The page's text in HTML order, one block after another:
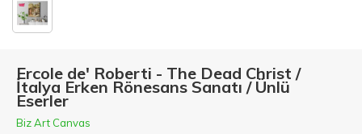
Ercole de' Roberti - The Dead Christ /
İtalya Erken Rönesans Sanatı / Ünlü
Eserler
Biz Art Canvas